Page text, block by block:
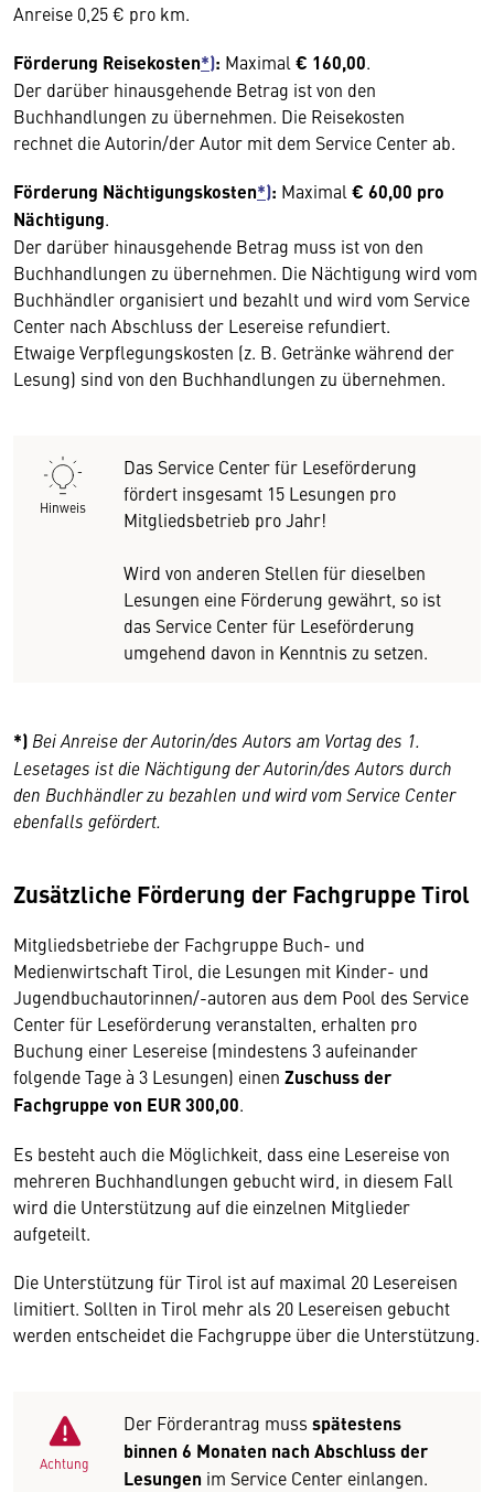
Anreise 0,25 € pro km.
Förderung Reisekosten*): Maximal € 160,00.
Der darüber hinausgehende Betrag ist von den
Buchhandlungen zu übernehmen. Die Reisekosten
rechnet die Autorin/der Autor mit dem Service Center ab.
Förderung Nächtigungskosten*): Maximal € 60,00 pro
Nächtigung.
Der darüber hinausgehende Betrag muss ist von den
Buchhandlungen zu übernehmen. Die Nächtigung wird vom
Buchhändler organisiert und bezahlt und wird vom Service
Center nach Abschluss der Lesereise refundiert.
Etwaige Verpflegungskosten (z. B. Getränke während der
Lesung) sind von den Buchhandlungen zu übernehmen.
Hinweis
Das Service Center für Leseförderung
fördert insgesamt 15 Lesungen pro
Mitgliedsbetrieb pro Jahr!
Wird von anderen Stellen für dieselben
Lesungen eine Förderung gewährt, so ist
das Service Center für Leseförderung
umgehend davon in Kenntnis zu setzen.
*) Bei Anreiseder Autorin/des Autors am Vortag des 1.
Lesetages ist die Nächtigungder Autorin/des Autors durch
den Buchhändler zu bezahlen und wird vom Service Center
ebenfalls gefördert.
Zusätzliche Förderung der Fachgruppe Tirol
Mitgliedsbetriebe der Fachgruppe Buch- und
Medienwirtschaft Tirol, die Lesungen mit Kinder- und
Jugendbuchautorinnen/-autoren aus dem Pool des Service
Center für Leseförderung veranstalten, erhalten pro
Buchung einer Lesereise (mindestens 3 aufeinander
folgende Tage à 3 Lesungen) einen Zuschuss der
Fachgruppe von EUR 300,00.
Es besteht auch die Möglichkeit, dass eine Lesereise von
mehreren Buchhandlungen gebucht wird, in diesem Fall
wird die Unterstützung auf die einzelnen Mitglieder
aufgeteilt.
Die Unterstützung für Tirol ist auf maximal 20 Lesereisen
limitiert. Sollten in Tirol mehr als 20 Lesereisen gebucht
werden entscheidet die Fachgruppe über die Unterstützung.
Achtung
Der Förderantrag muss spätestens
binnen 6 Monaten nach Abschluss der
Lesungen im Service Center einlangen.